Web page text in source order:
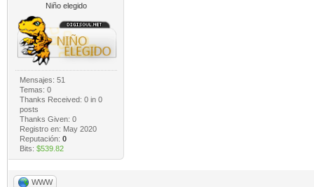
Niño elegido
Mensajes: 51
Temas: 0
Thanks Received: 0in 0
posts
Thanks Given: 0
Registro en: May 2020
Reputación: 0
Bits: $539.82
WWW